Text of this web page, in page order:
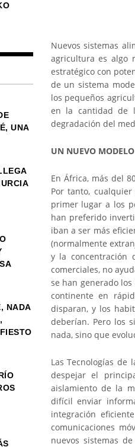
Nuevos sistemas
agricultura es algo
estratégico con
de un sistema
los pequeños
en la cantidad de
degradación del
UN NUEVO
En África, más del
Por tanto,
primer lugar a los
han preferido
iban a ser más
(normalmente
y la concentración
comerciales, no
se han generado
continente en
disparan, y los
deberían. Pero los
nada, sino que
Las Tecnologías
despejar el
aislamiento de la
difícil enviar
integración
comunicaciones
nuevos sistemas
UNA
NADA